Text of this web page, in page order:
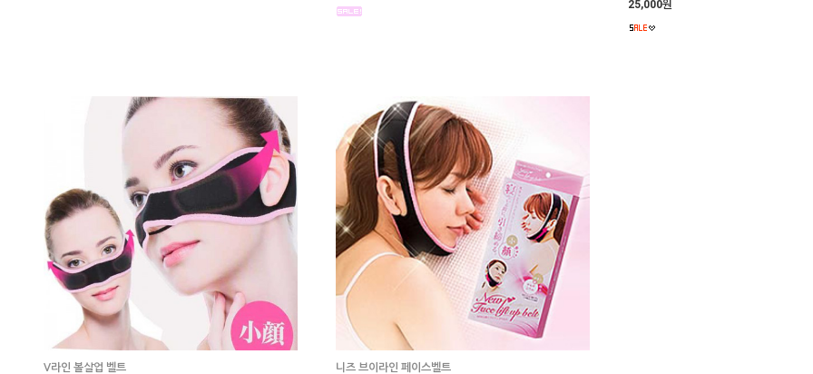
25,000원
V라인 볼살업 벨트 니즈 브이라인 페이스벨트